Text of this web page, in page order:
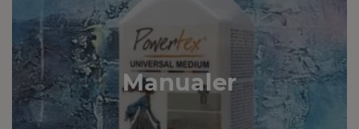
Manualer